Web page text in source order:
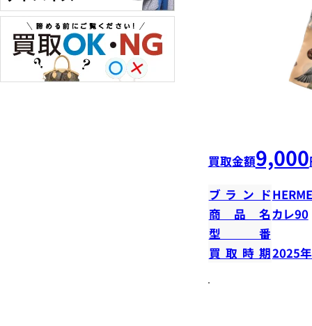
買取金額9,000
ブランド
商品名 カレ90
型番
買取時期2025